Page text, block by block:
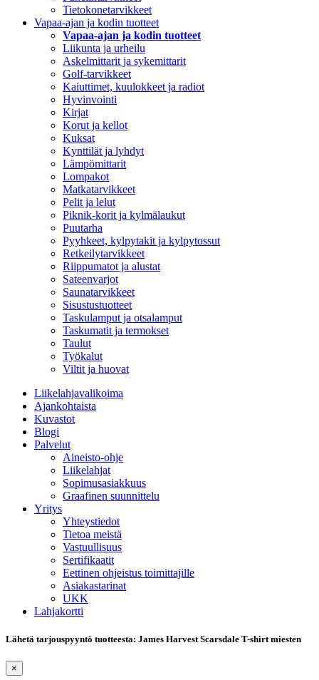
Tietokonetarvikkeet
Vapaa-ajan ja kodin tuotteet
Vapaa-ajan ja kodin tuotteet
Liikunta ja urheilu
Askelmittarit ja sykemittarit
Golf-tarvikkeet
Kaiuttimet, kuulokkeet ja radiot
Hyvinvointi
Kirjat
Korut ja kellot
Kuksat
Kynttilät ja lyhdyt
Lämpömittarit
Lompakot
Matkatarvikkeet
Pelit ja lelut
Piknik-korit ja kylmälaukut
Puutarha
Pyyhkeet, kylpytakit ja kylpytossut
Retkeilytarvikkeet
Riippumatot ja alustat
Sateenvarjot
Saunatarvikkeet
Sisustustuotteet
Taskulamput ja otsalamput
Taskumatit ja termokset
Taulut
Työkalut
Viltit ja huovat
Liikelahjavalikoima
Ajankohtaista
Kuvastot
Blogi
Palvelut
Aineisto-ohje
Liikelahjat
Sopimusasiakkuus
Graafinen suunnittelu
Yritys
Yhteystiedot
Tietoa meistä
Vastuullisuus
Sertifikaatit
Eettinen ohjeistus toimittajille
Asiakastarinat
UKK
Lahjakortti
Lähetä tarjouspyyntö tuotteesta: James Harvest Scarsdale T-shirt miesten
×